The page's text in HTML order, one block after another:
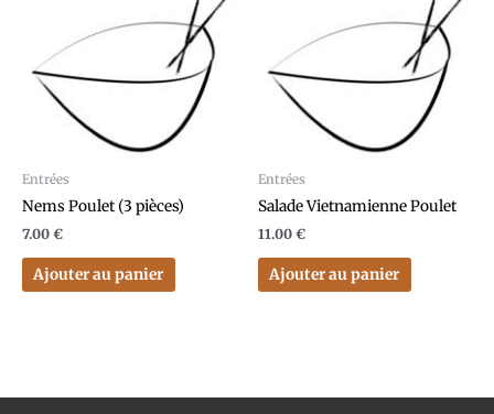
Entrées
Nems Poulet (3 pièces)
7.00 €
Ajouter au panier
Entrées
Salade Vietnamienne Poulet
11.00 €
Ajouter au panier